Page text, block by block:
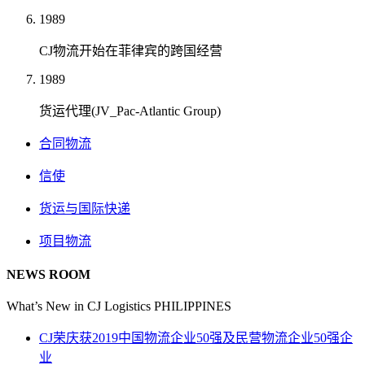
1989
CJ物流开始在菲律宾的跨国经营
1989
货运代理(JV_Pac-Atlantic Group)
合同物流
信使
货运与国际快递
项目物流
NEWS ROOM
What’s New in CJ Logistics PHILIPPINES
CJ荣庆获2019中国物流企业50强及民营物流企业50强企
业